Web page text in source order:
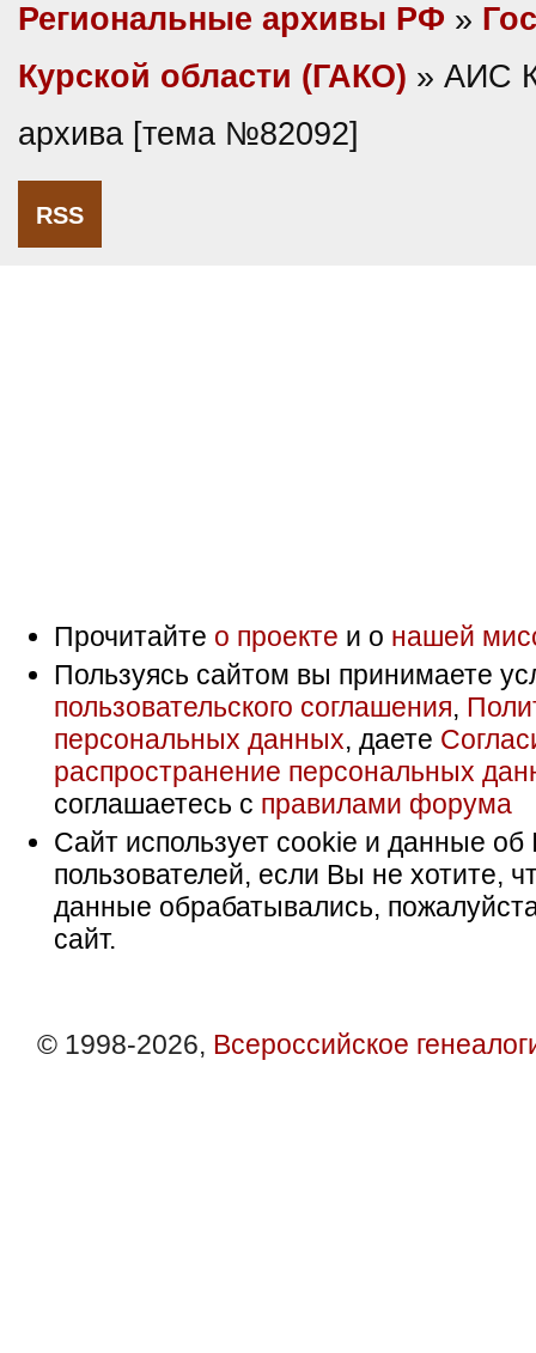
Региональные архивы РФ »
Курской области (ГАКО) » АИС
архива [тема №82092]
RSS
Прочитайте о проекте и о нашей
Пользуясь сайтом вы принимаете
пользовательского соглашения,
персональных данных, даете
распространение персональных
соглашаетесь с правилами форума
Сайт использует cookie и данные об
пользователей, если Вы не хотите,
данные обрабатывались,
сайт.
© 1998-2026, Всероссийское